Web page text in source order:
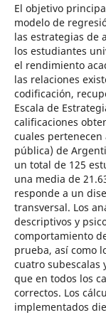
El objetivo
modelo de
las estrategias de
los estudiantes
el rendimiento
las relaciones
codificación,
Escala de
calificaciones
cuales
pública) de
un total de 125
una media de
responde a un
transversal. Los
descriptivos y
comportamiento
prueba, así como
cuatro subescalas
que en todos los
correctos. Los
implementados